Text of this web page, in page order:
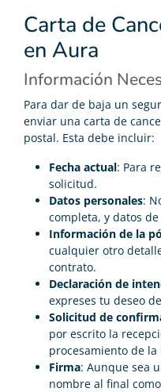
Carta de
en Aura
Información
Para dar de baja un
enviar una carta de
postal. Esta debe incluir:
Fecha actual: Para
solicitud.
Datos personales:
completa, y datos
Información de la
cualquier otro
contrato.
Declaración de
expreses tu deseo
Solicitud de
por escrito la
procesamiento de la
Firma: Aunque sea
nombre al final